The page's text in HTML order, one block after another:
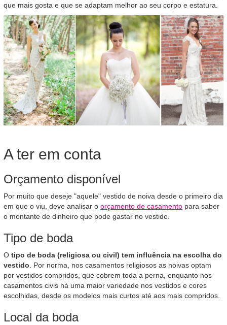
que mais gosta e que se adaptam melhor ao seu corpo e estatura.
A ter em conta
Orçamento disponível
Por muito que deseje "aquele" vestido de noiva desde o primeiro dia
em que o viu, deve analisar o orçamento de casamento para saber
o montante de dinheiro que pode gastar no vestido.
Tipo de boda
O tipo de boda (religiosa ou civil) tem influência na escolha do
vestido. Por norma, nos casamentos religiosos as noivas optam
por vestidos compridos, que cobrem toda a perna, enquanto nos
casamentos civis há uma maior variedade nos vestidos e cores
escolhidas, desde os modelos mais curtos até aos mais compridos.
Local da boda